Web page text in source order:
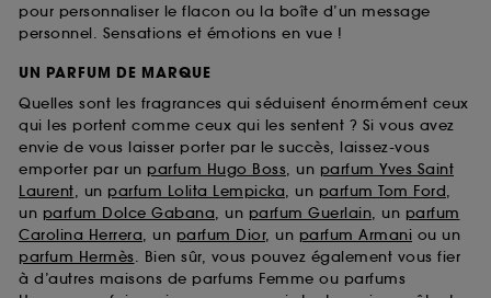
pour personnaliser le flacon ou la boîte d’un message
personnel. Sensations et émotions en vue !
UN PARFUM DE MARQUE
Quelles sont les fragrances qui séduisent énormément ceux
qui les portent comme ceux qui les sentent ? Si vous avez
envie de vous laisser porter par le succès, laissez-vous
emporter par un parfum Hugo Boss, un parfum Yves Saint
Laurent, un parfum Lolita Lempicka, un parfum Tom Ford,
un parfum Dolce Gabana, un parfum Guerlain, un parfum
Carolina Herrera, un parfum Dior, un parfum Armani ou un
parfum Hermès. Bien sûr, vous pouvez également vous fier
à d’autres maisons de parfums Femme ou parfums